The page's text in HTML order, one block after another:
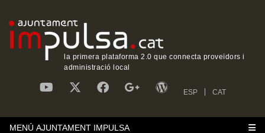
la primera plataforma 2.0 que connecta proveïdors i
administració local
ESP CAT
MENÚ AJUNTAMENT IMPULSA